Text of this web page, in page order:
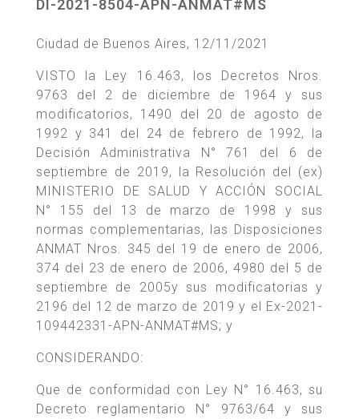
DI-2021-8504-APN-ANMAT#MS
Ciudad de Buenos Aires, 12/11/2021
VISTO la Ley 16.463, los Decretos Nros.
9763 del 2 de diciembre de 1964 y sus
modificatorios, 1490 del 20 de agosto de
1992 y 341 del 24 de febrero de 1992, la
Decisión Administrativa N° 761 del 6 de
septiembre de 2019, la Resolución del (ex)
MINISTERIO DE SALUD Y ACCIÓN SOCIAL
N° 155 del 13 de marzo de 1998 y sus
normas complementarias, las Disposiciones
ANMAT Nros. 345 del 19 de enero de 2006,
374 del 23 de enero de 2006, 4980 del 5 de
septiembre de 2005y sus modificatorias y
2196 del 12 de marzo de 2019 y el Ex-2021-
109442331-APN-ANMAT#MS; y
CONSIDERANDO:
Que de conformidad con Ley N° 16.463, su
Decreto reglamentario N° 9763/64 y sus